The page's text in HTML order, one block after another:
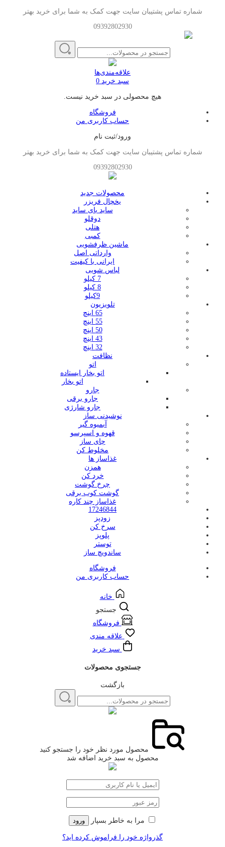
شماره تماس پشتیبان سایت جهت کمک به شما برای خرید بهتر
09392802930
علاقه‌مندی‌ها
سبد خرید 0
هیچ محصولی در سبد خرید نیست.
فروشگاه
حساب کاربری من
ورود/ثبت نام
شماره تماس پشتیبان سایت جهت کمک به شما برای خرید بهتر
09392802930
محصولات جدید
یخچال فریزر
ساید بای ساید
دوقلو
هتلی
کمبی
ماشین ظرفشویی
وارداتی اصل
ایرانی با کیفیت
لباس شویی
7 کیلو
8 کیلو
9کیلو
تلویزیون
65 اینچ
55 اینچ
50 اینچ
43 اینچ
32 اینچ
نظافت
اتو
اتو بخار ایستاده
اتو بخار
جارو
جارو برقی
جارو شارژی
نوشیدنی ساز
آبمیوه گیر
قهوه و اسپرسو
چای ساز
مخلوط کن
غذاساز ها
همزن
خرد کن
چرخ گوشت
گوشت کوب برقی
غذاساز چند کاره
17246844
زودپز
سرخ کن
پلوپز
توستر
ساندویچ ساز
فروشگاه
حساب کاربری من
خانه
جستجو
فروشگاه
علاقه مندی
سبد خرید
جستجوی محصولات
بازگشت
محصول مورد نظر خود را جستجو کنید
محصول به سبد خرید اضافه شد
مرا به خاطر بسپار ورود
گذرواژه خود را فراموش کرده اید؟